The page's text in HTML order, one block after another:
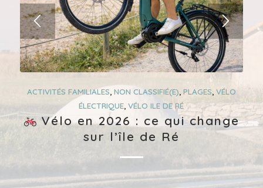
ACTIVITÉS FAMILIALES, NON CLASSIFIÉ(E) PLAGES, VÉLO
ÉLECTRIQUE,VÉLO ILE DE RÉ
Vélo en 2026 : ce qui change
sur l’île de Ré